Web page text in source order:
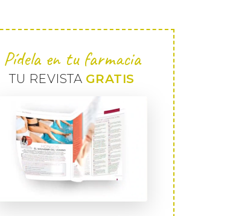
Pídela en tu farmacia
TU REVISTA GRATIS